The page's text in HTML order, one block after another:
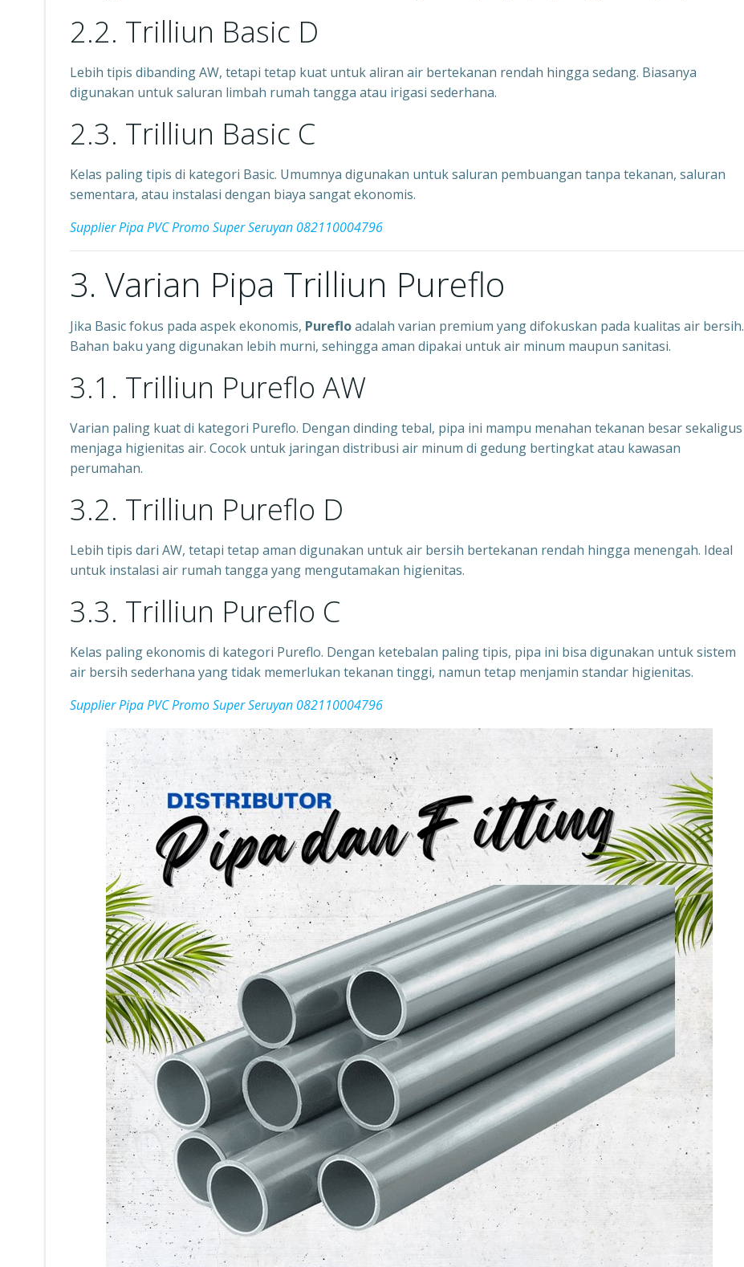
2.2. Trilliun Basic D
Lebih tipis dibanding AW, tetapi tetap kuat untuk aliran air bertekanan rendah hingga sedang. Biasanya
digunakan untuk saluran limbah rumah tangga atau irigasi sederhana.
2.3. Trilliun Basic C
Kelas paling tipis di kategori Basic. Umumnya digunakan untuk saluran pembuangan tanpa tekanan, saluran
sementara, atau instalasi dengan biaya sangat ekonomis.
Supplier Pipa PVC Promo Super Seruyan 082110004796
3. Varian Pipa Trilliun Pureflo
Jika Basic fokus pada aspek ekonomis, Purefloadalah varian premium yang difokuskan pada kualitas air bersih.
Bahan baku yang digunakan lebih murni, sehingga aman dipakai untuk air minum maupun sanitasi.
3.1. Trilliun Pureflo AW
Varian paling kuat di kategori Pureflo. Dengan dinding tebal, pipa ini mampu menahan tekanan besar sekaligus
menjaga higienitas air. Cocok untuk jaringan distribusi air minum di gedung bertingkat atau kawasan
perumahan.
3.2. Trilliun Pureflo D
Lebih tipis dari AW, tetapi tetap aman digunakan untuk air bersih bertekanan rendah hingga menengah. Ideal
untuk instalasi air rumah tangga yang mengutamakan higienitas.
3.3. Trilliun Pureflo C
Kelas paling ekonomis di kategori Pureflo. Dengan ketebalan paling tipis, pipa ini bisa digunakan untuk sistem
air bersih sederhana yang tidak memerlukan tekanan tinggi, namun tetap menjamin standar higienitas.
Supplier Pipa PVC Promo Super Seruyan 082110004796